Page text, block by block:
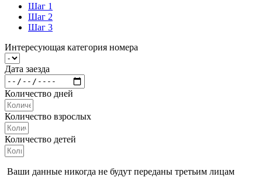
Шаг 1
Шаг 2
Шаг 3
Интересующая категория номера
Дата заезда
Количество дней
Количество взрослых
Количество детей
Ваши данные никогда не будут переданы третьим лицам